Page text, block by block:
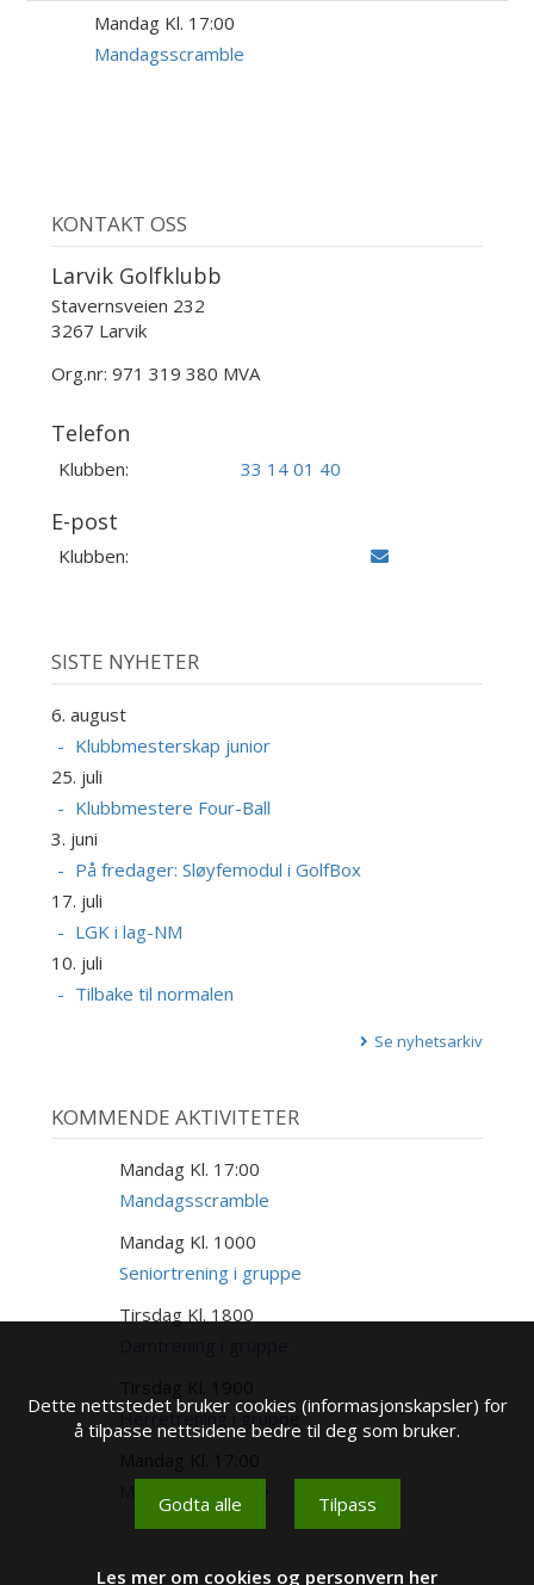
Mandag Kl. 17:00
Mandagsscramble
KONTAKT OSS
Larvik Golfklubb
Stavernsveien 232
3267 Larvik
Org.nr: 971 319 380 MVA
Telefon
Klubben: 33 14 01 40
E-post
Klubben:
SISTE NYHETER
6. august
Klubbmesterskap junior
25. juli
Klubbmestere Four-Ball
3. juni
På fredager: Sløyfemodul i GolfBox
17. juli
LGK i lag-NM
10. juli
Tilbake til normalen
Se nyhetsarkiv
KOMMENDE AKTIVITETER
Mandag Kl. 17:00
Mandagsscramble
Mandag Kl. 1000
Seniortrening i gruppe
18
Tirsdag Kl. 1800
AUG
Herretrening i gruppe
Dette nettstedet bruker cookies (informasjonskapsler) for
å tilpasse nettsidene bedre til deg som bruker.
Godta alle Tilpass
Les mer om cookies og personvern her